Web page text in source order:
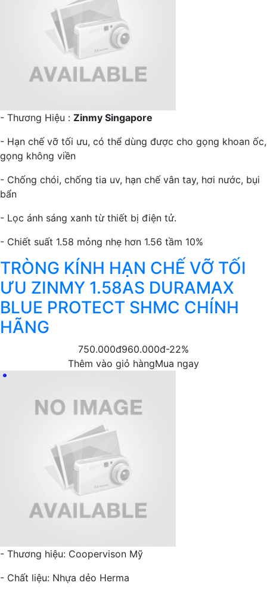
- Thương Hiệu : Zinmy Singapore
- Hạn chế vỡ tối ưu, có thể dùng được cho gọng khoan ốc,
gọng không viền
- Chống chói, chống tia uv, hạn chế vân tay, hơi nước, bụi
bẩn
- Lọc ánh sáng xanh từ thiết bị điện tử.
- Chiết suất 1.58 mỏng nhẹ hơn 1.56 tầm 10%
TRÒNG KÍNH HẠN CHẾ VỠ TỐI
ƯU ZINMY 1.58AS DURAMAX
BLUE PROTECT SHMC CHÍNH
HÃNG
750.000đ960.000đ-22%
Thêm vào giỏ hàngMua ngay
- Thương hiệu: Coopervison Mỹ
- Chất liệu: Nhựa dẻo Herma